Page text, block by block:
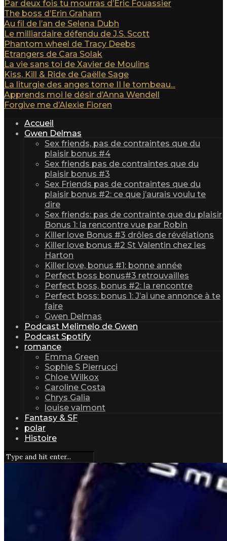
Par deux fois tu mourras d’Eric Fouassier
The boss d’Erin Graham
Au fil de l’an de Selena Dubh
Le milliardaire défendu de J.S. Scott
Phantom wheel de Tracy Deebs
Etrangers de Cara Solak
La vie sans toi de Xavier de Moulins
Kiss, Kill & Ride de Gaëlle Sage
La liturgie des anges tome II le tombeau...
Apprends moi le désir d’Anna Wendell
Forgive me d’Alexie Fioren
Accueil
Gwen Delmas
Sex friends, pas de contraintes que du
plaisir bonus #4
Sex friends pas de contraintes que du
plaisir bonus #3
Sex Friends pas de contraintes que du
plaisir bonus #2: ce que j’aurais voulu te
dire
Sex friends: pas de contrainte que du plaisir
Bonus 1: la rencontre vue par Robin
Killer love Bonus #3 drôles de révélations
Killer love bonus #2 St Valentin chez les
Harton
Killer love, bonus #1: bonne année
Perfect boss bonus#3 retrouvailles
Perfect boss, bonus #2: la rencontre
Perfect boss: bonus 1: J’ai une annonce à te
faire
Gwen Delmas
Podcast Melimelo de Gwen
Podcast Spotify
romance
Emma Green
Sophie S Pierrucci
Chloe Wilkox
Caroline Costa
Chrys Galia
louise valmont
Fantasy & SF
polar
Histoire